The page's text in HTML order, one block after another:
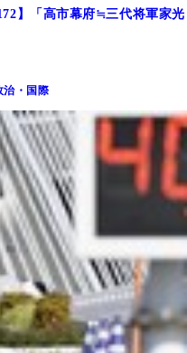
】「高市幕府≒三代将軍家光
治・国際